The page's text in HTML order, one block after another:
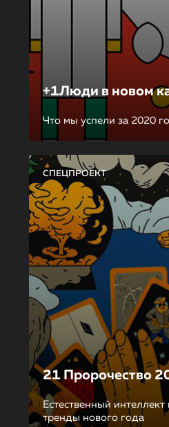
+1Люди в новом
Что мы успели за 2020
СПЕЦПРОЕКТ
21 Пророчество
Естественный интеллект
тренды нового года